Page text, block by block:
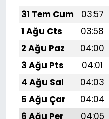
31 Tem Cum
03:57
1 Ağu Cts
03:58
2 Ağu Paz
04:00
3 Ağu Pts
04:01
4 Ağu Sal
04:03
5 Ağu Çar
04:04
6 Ağu Per
04:05